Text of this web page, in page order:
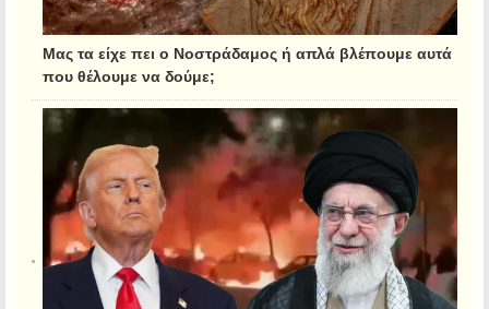
Μας τα είχε πει ο Νοστράδαμος ή απλά βλέπουμε αυτά
που θέλουμε να δούμε;